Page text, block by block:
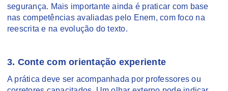
segurança. Mais importante ainda é praticar com base
nas competências avaliadas pelo Enem, com foco na
reescrita e na evolução do texto.
3. Conte com orientação experiente
A prática deve ser acompanhada por professores ou